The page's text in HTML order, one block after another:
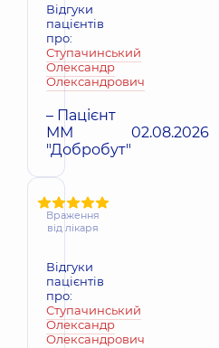
Відгуки
пацієнтів
про:
Ступачинський
Олександр
Олександрович
– Пацієнт
ММ
"Добробут"
02.08.2026
Враження
від лікаря
Відгуки
пацієнтів
про:
Ступачинський
Олександр
Олександрович